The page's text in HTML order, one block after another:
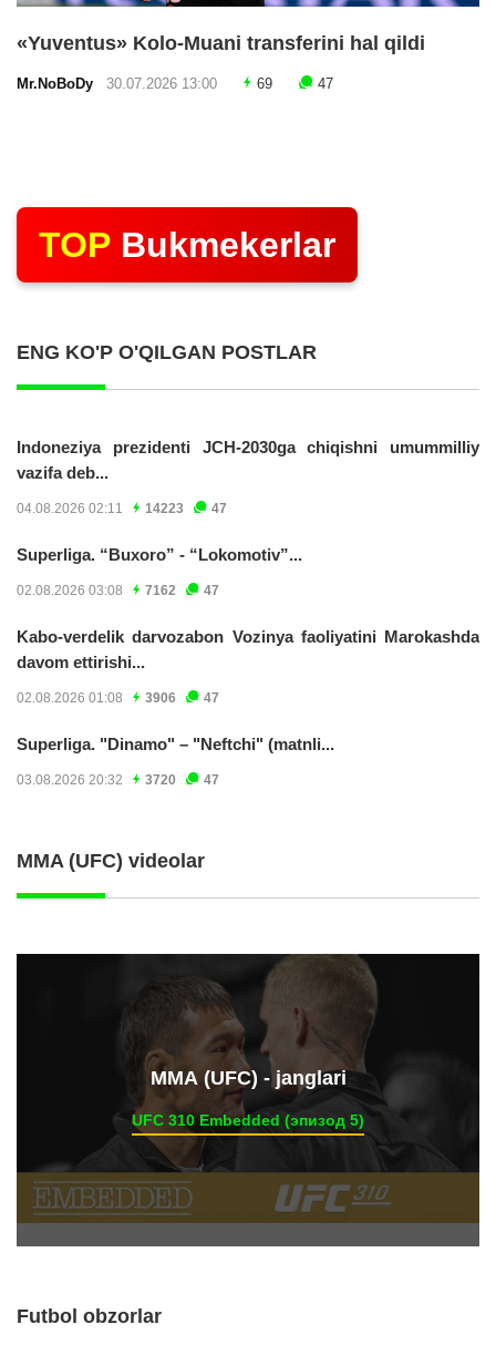
«Yuventus» Kolo-Muani transferini hal qildi
Mr.NoBoDy 30.07.2026 13:00 69 47
TOP Bukmekerlar
ENG KO'P O'QILGAN POSTLAR
Indoneziya prezidenti JCH-2030ga chiqishni umummilliy
vazifa deb...
04.08.2026 02:11 14223 47
Superliga. “Buxoro” - “Lokomotiv”...
02.08.2026 03:08 7162 47
Kabo-verdelik darvozabon Vozinya faoliyatini Marokashda
davom ettirishi...
02.08.2026 01:08 3906 47
Superliga. "Dinamo" – "Neftchi" (matnli...
03.08.2026 20:32 3720 47
MMA (UFC) videolar
ММА (UFC) - janglari
UFC 310 Embedded (эпизод 5)
Futbol obzorlar